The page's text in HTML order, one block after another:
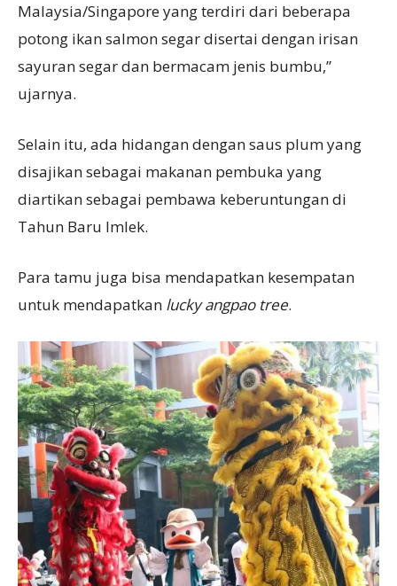
Malaysia/Singapore yang terdiri dari beberapa
potong ikan salmon segar disertai dengan irisan
sayuran segar dan bermacam jenis bumbu,”
ujarnya.
Selain itu, ada hidangan dengan saus plum yang
disajikan sebagai makanan pembuka yang
diartikan sebagai pembawa keberuntungan di
Tahun Baru Imlek.
Para tamu juga bisa mendapatkan kesempatan
untuk mendapatkan lucky angpao tree.